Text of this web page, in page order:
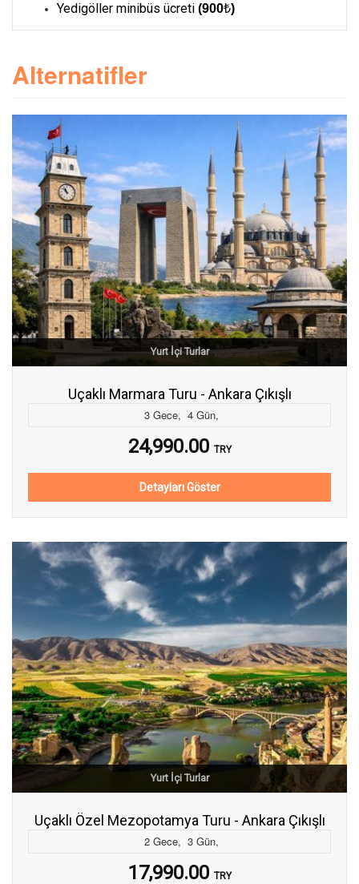
Yedigöller minibüs ücreti (900₺)
Alternatifler
Yurt İçi Turlar
Uçaklı Marmara Turu - Ankara Çıkışlı
3 Gece, 4 Gün,
24,990.00 TRY
Detayları Göster
Yurt İçi Turlar
Uçaklı Özel Mezopotamya Turu - Ankara Çıkışlı
2 Gece, 3 Gün,
17,990.00 TRY